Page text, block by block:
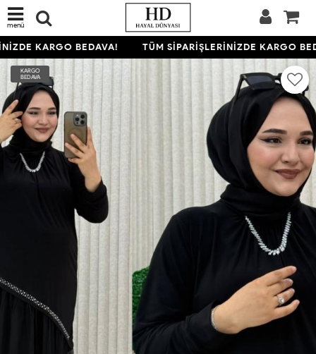
menü
KARGO BEDAVA! TÜM SİPARİŞLERİNİZDE KARGO
KARGO
BEDAVA